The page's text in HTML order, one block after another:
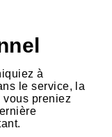
à
le service, la
vous preniez